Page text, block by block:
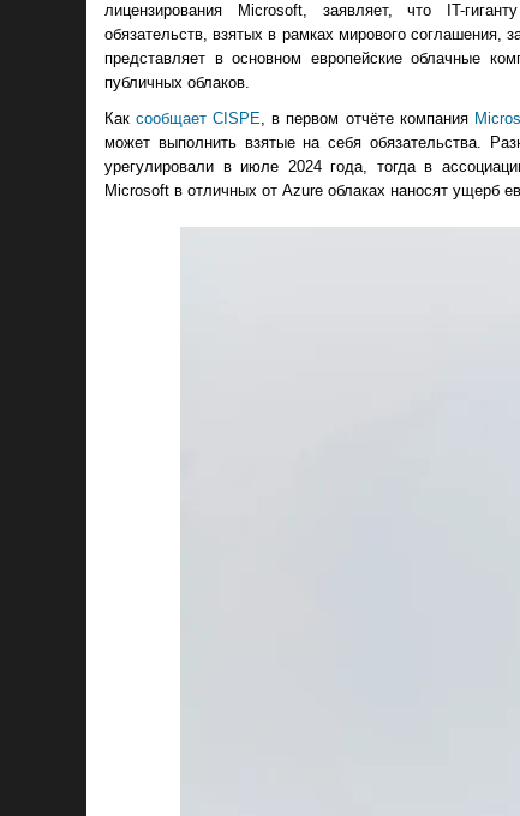
лицензирования Microsoft, заявляет, что IT-
обязательств, взятых в рамках мирового
представляет в основном европейские облачные
публичных облаков.
Каксообщает CISPE, в первом отчёте компания
может выполнить взятые на себя обязательства.
урегулировали в июле 2024 года, тогда в
Microsoft в отличных от Azure облаках наносят ущерб